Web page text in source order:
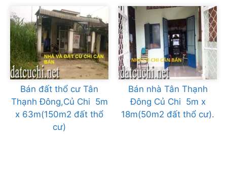
Bán đất thổ cư Tân
Thạnh Đông,Củ Chi 5m
x 63m(150m2 đất thổ
cư)
Bán nhà Tân Thạnh
Đông Củ Chi 5m x
18m(50m2 đất thổ cư).